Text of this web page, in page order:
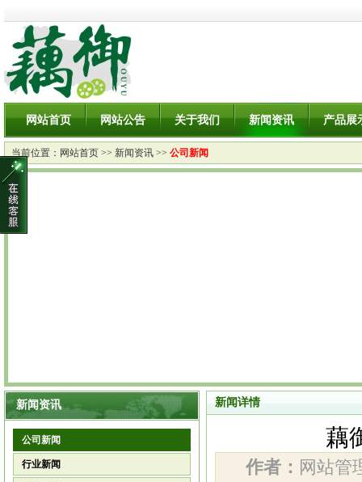
网站首页 网站公告 关于我们 新闻资讯 产品展
当前位置： 网站首页 >> 新闻资讯 >> 公司新闻
新闻资讯
公司新闻
行业新闻
新闻详情
藕
作者： 网站